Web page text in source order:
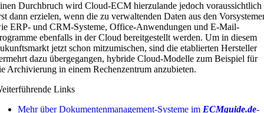
Durchbruch wird Cloud-ECM hierzulande jedoch voraussichtlich
dann erzielen, wenn die zu verwaltenden Daten aus den
ERP- und CRM-Systeme, Office-Anwendungen und E-Mail-
ebenfalls in der Cloud bereitgestellt werden. Um in diesem
jetzt schon mitzumischen, sind die etablierten Hersteller
dazu übergegangen, hybride Cloud-Modelle zum Beispiel für
Archivierung in einem Rechenzentrum anzubieten.
Links
Mehr über Dokumentenmanagement-Systeme im ECMguide.de-